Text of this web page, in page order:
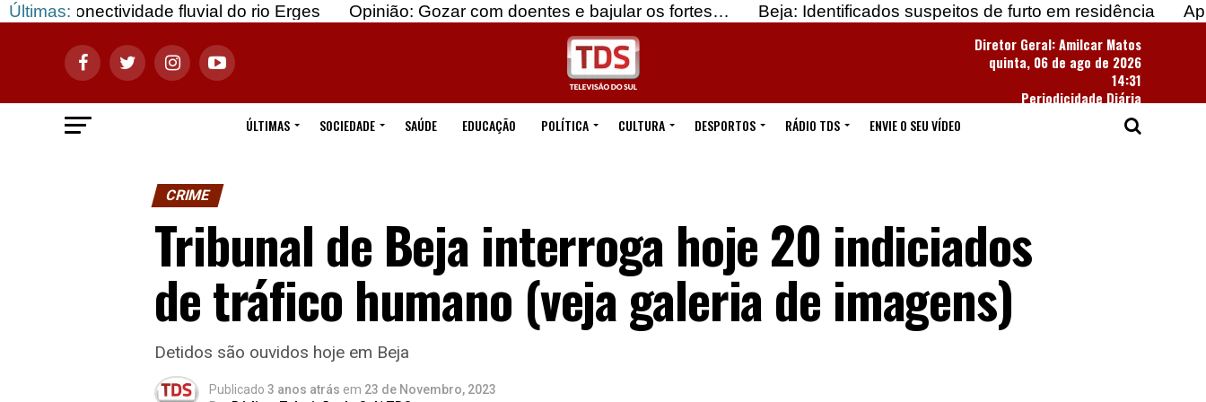
Últimas:fluvial do rio Erges Opinião: Gozar com doentes e bajular os fortes… Beja: Identificados suspeitos de furto em residência
Apreendidas
Diretor Geral: Amilcar Matos
quinta, 06 de ago de 2026
14:31
Periodicidade Diária
ÚLTIMAS
SOCIEDADE SAÚDE EDUCAÇÃO POLÍTICA CULTURA DESPORTOS RÁDIO TDS ENVIE O SEU VÍDEO
CRIME
Tribunal de Beja interroga hoje 20 indiciados
de tráfico humano (veja galeria de imagens)
Detidos são ouvidos hoje em Beja
Publicado 3 anos atrás em 23 de Novembro, 2023